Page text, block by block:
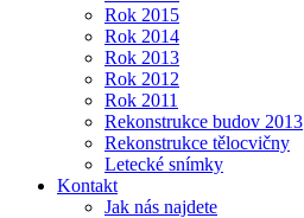
Rok 2015
Rok 2014
Rok 2013
Rok 2012
Rok 2011
Rekonstrukce budov 2013
Rekonstrukce tělocvičny
Letecké snímky
Kontakt
Jak nás najdete